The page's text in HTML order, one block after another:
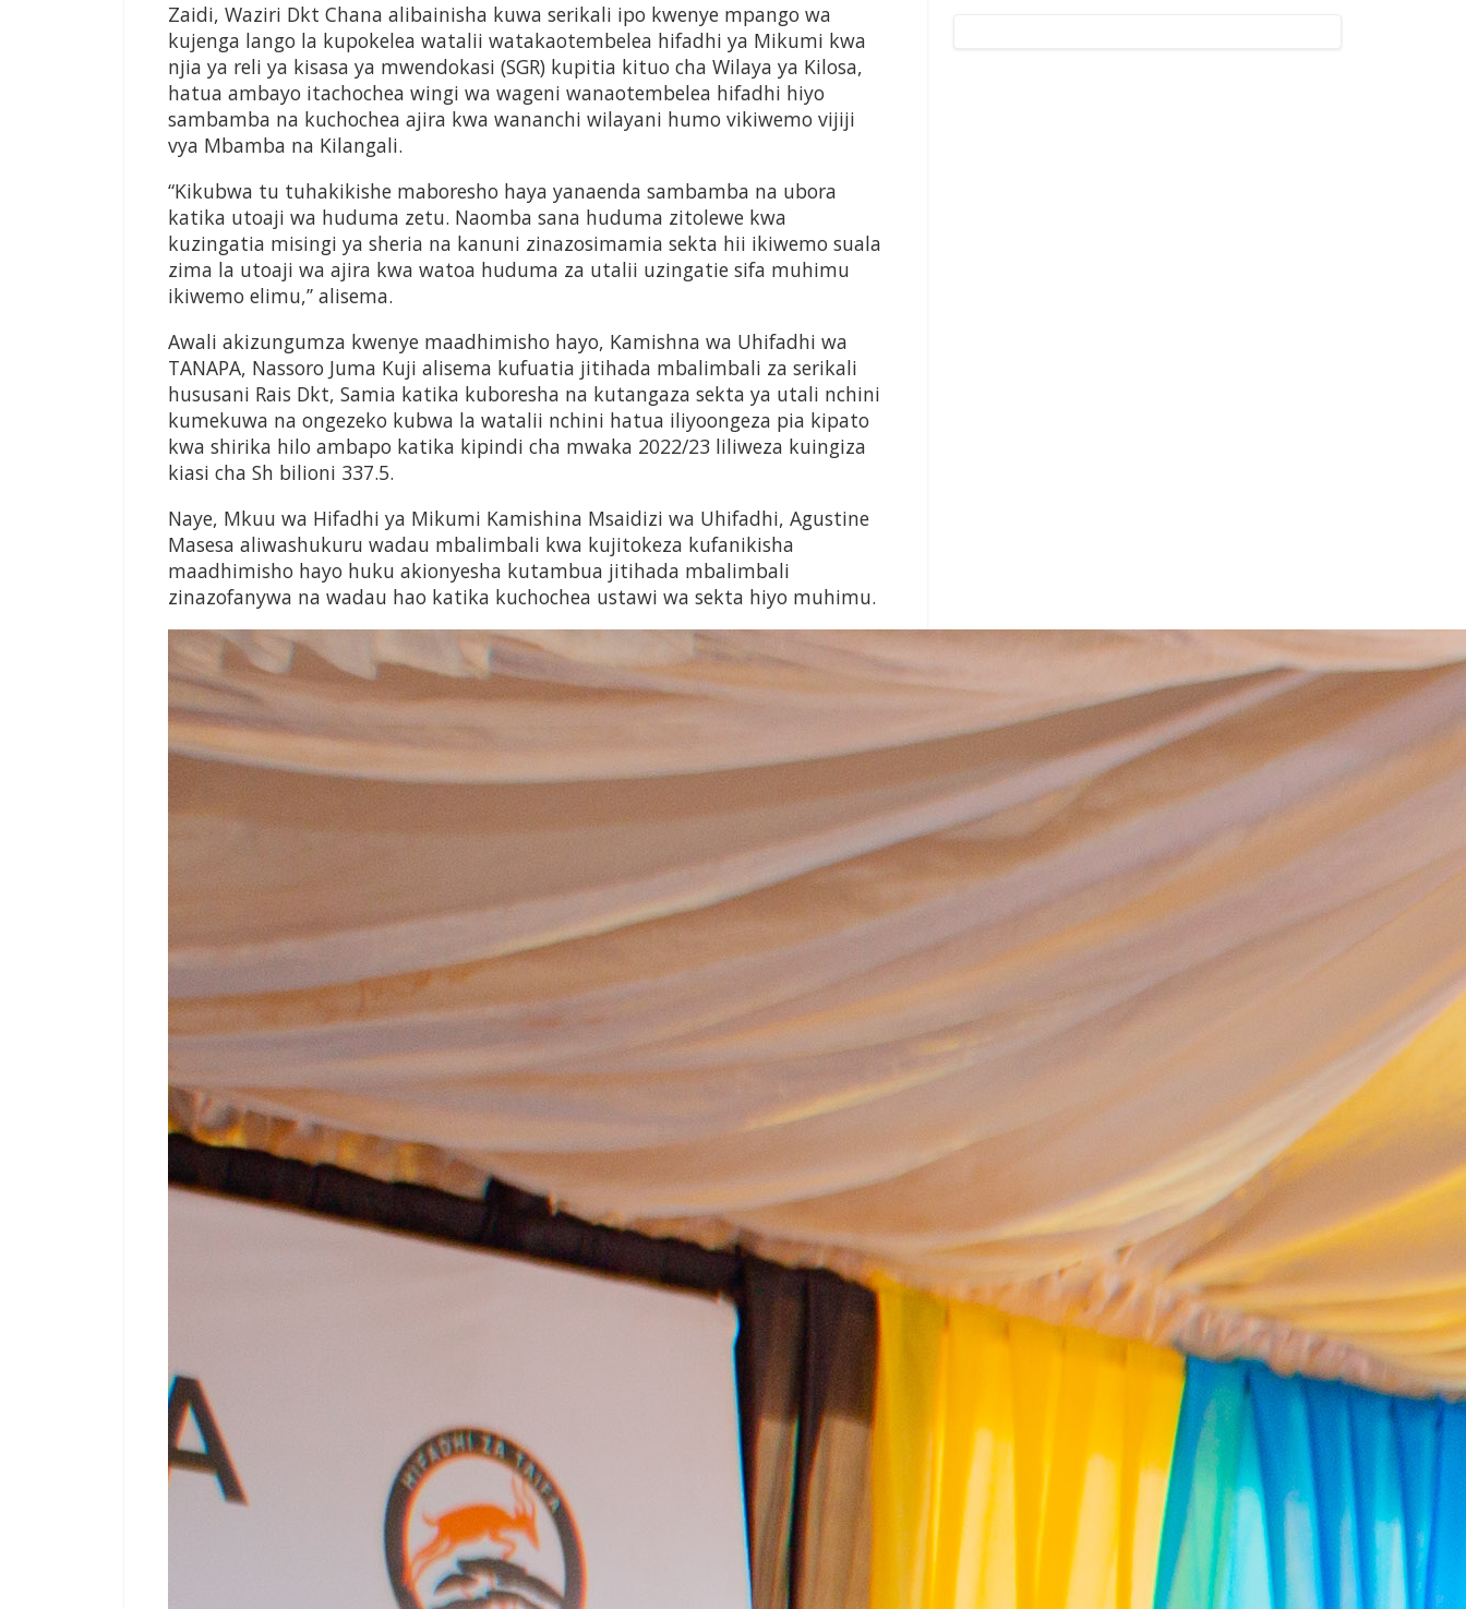
Zaidi, Waziri Dkt Chana alibainisha kuwa serikali ipo kwenye mpango wa
kujenga lango la kupokelea watalii watakaotembelea hifadhi ya Mikumi kwa
njia ya reli ya kisasa ya mwendokasi (SGR) kupitia kituo cha Wilaya ya Kilosa,
hatua ambayo itachochea wingi wa wageni wanaotembelea hifadhi hiyo
sambamba na kuchochea ajira kwa wananchi wilayani humo vikiwemo vijiji
vya Mbamba na Kilangali.
“Kikubwa tu tuhakikishe maboresho haya yanaenda sambamba na ubora
katika utoaji wa huduma zetu. Naomba sana huduma zitolewe kwa
kuzingatia misingi ya sheria na kanuni zinazosimamia sekta hii ikiwemo suala
zima la utoaji wa ajira kwa watoa huduma za utalii uzingatie sifa muhimu
ikiwemo elimu,’’ alisema.
Awali akizungumza kwenye maadhimisho hayo, Kamishna wa Uhifadhi wa
TANAPA, Nassoro Juma Kuji alisema kufuatia jitihada mbalimbali za serikali
hususani Rais Dkt, Samia katika kuboresha na kutangaza sekta ya utali nchini
kumekuwa na ongezeko kubwa la watalii nchini hatua iliyoongeza pia kipato
kwa shirika hilo ambapo katika kipindi cha mwaka 2022/23 liliweza kuingiza
kiasi cha Sh bilioni 337.5.
Naye, Mkuu wa Hifadhi ya Mikumi Kamishina Msaidizi wa Uhifadhi, Agustine
Masesa aliwashukuru wadau mbalimbali kwa kujitokeza kufanikisha
maadhimisho hayo huku akionyesha kutambua jitihada mbalimbali
zinazofanywa na wadau hao katika kuchochea ustawi wa sekta hiyo muhimu.